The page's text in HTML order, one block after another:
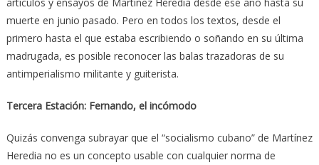
muerte en junio pasado. Pero en todos los textos, desde el
primero hasta el que estaba escribiendo o soñando en su última
madrugada, es posible reconocer las balas trazadoras de su
antimperialismo militante y guiterista.
Tercera Estación: Fernando, el incómodo
Quizás convenga subrayar que el “socialismo cubano” de Martínez
Heredia no es un concepto usable con cualquier norma de